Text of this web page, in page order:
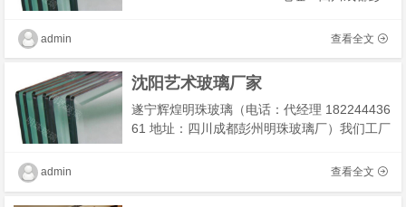
璃,你好酒店玻璃,喜来登酒店玻璃,星级酒店玻
查看全文
admin
沈阳艺术玻璃厂家
遂宁辉煌明珠玻璃（电话：代经理 182244436
61 地址：四川成都彭州明珠玻璃厂）我们工厂
玻璃，法式蒂凡尼玻璃 我们有专业技术团队为
查看全文
admin